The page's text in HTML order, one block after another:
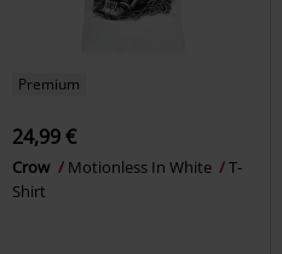
Premium
24,99 €
Crow Motionless In White
T-
Shirt